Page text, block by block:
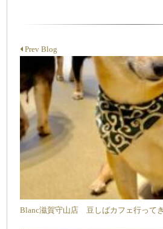
Prev Blog
Blanc滋賀守山店 豆しばカフェ行って